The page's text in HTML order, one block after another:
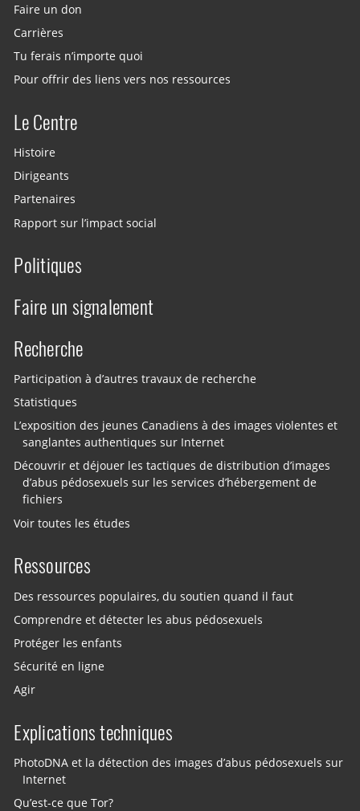
Faire un don
Carrières
Tu ferais n’importe quoi
Pour offrir des liens vers nos ressources
Le Centre
Histoire
Dirigeants
Partenaires
Rapport sur l’impact social
Politiques
Faire un signalement
Recherche
Participation à d’autres travaux de recherche
Statistiques
L’exposition des jeunes Canadiens à des images violentes et
sanglantes authentiques sur Internet
Découvrir et déjouer les tactiques de distribution d’images
d’abus pédosexuels sur les services d’hébergement de
fichiers
Voir toutes les études
Ressources
Des ressources populaires, du soutien quand il faut
Comprendre et détecter les abus pédosexuels
Protéger les enfants
Sécurité en ligne
Agir
Explications techniques
PhotoDNA et la détection des images d’abus pédosexuels sur
Internet
Qu’est-ce que Tor?